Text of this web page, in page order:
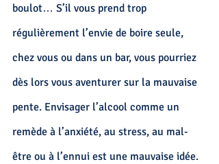
boulot… S’il vous prend trop
régulièrement l’envie de boire seule,
chez vous ou dans un bar, vous pourriez
dès lors vous aventurer sur la mauvaise
pente. Envisager l’alcool comme un
remède à l’anxiété, au stress, au mal-
être ou à l’ennui est une mauvaise idée.